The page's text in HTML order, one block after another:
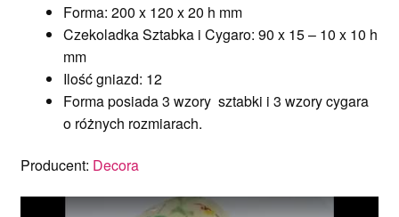
Forma: 200 x 120 x 20 h mm
Czekoladka Sztabka i Cygaro: 90 x 15 – 10 x 10 h
mm
Ilość gniazd: 12
Forma posiada 3 wzory sztabki i 3 wzory cygara
o różnych rozmiarach.
Producent: Decora